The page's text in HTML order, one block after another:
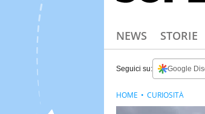
NEWS STORIE
Seguici su: Google
HOME CURIOSITÀ